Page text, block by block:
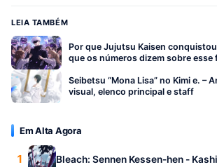
LEIA TAMBÉM
Por que Jujutsu Kaisen
que os números dizem sobre esse
Seibetsu “Mona Lisa” no Kimi e. –
visual, elenco principal e staff
Em Alta Agora
1 Bleach: Sennen Kessen-hen -